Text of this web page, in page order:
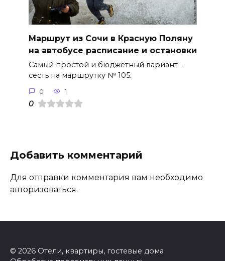
Маршрут из Сочи в Красную Поляну
на автобусе расписание и остановки
Самый простой и бюджетный вариант –
сесть на маршрутку № 105.
0 1
0
Добавить комментарий
Для отправки комментария вам необходимо
авторизоваться.
© 2026 Отели, квартиры, гостевые дома